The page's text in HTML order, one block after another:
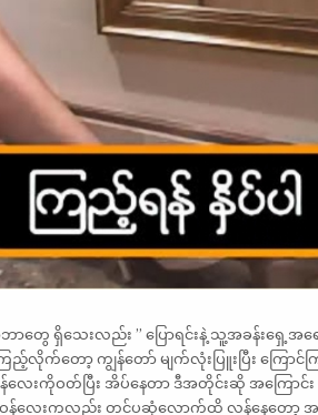
ာတွေ ရှိသေးလည်း ” ပြောရင်းနဲ့ သူ့အခန်းရှေ့အရ
က်တော့ ကျွန်တော် မျက်လုံးပြူးပြီး ကြောင်က
န်လေးကိုဝတ်ပြီး အိပ်နေတာ ဒီအတိုင်းဆို အကြောင်
ဂါဝန်လေးကလည်း တင်ပဆုံလောက်ထိ လန်နေတော့